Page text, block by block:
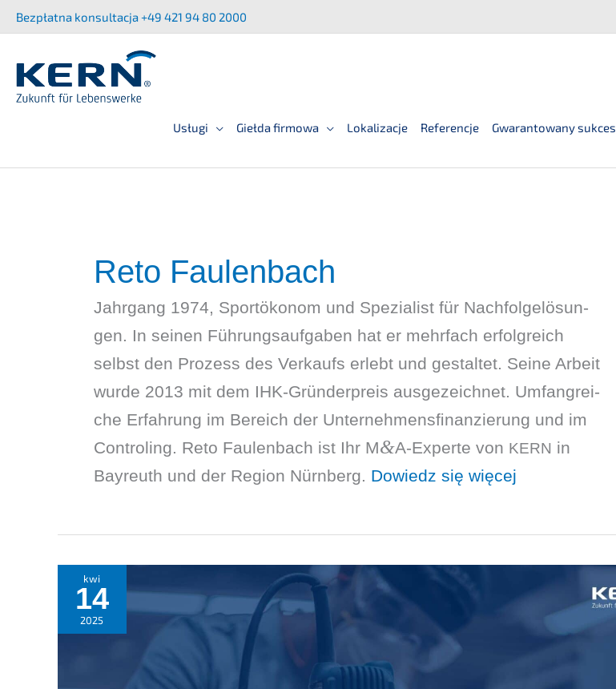
treści
Bezpłat­na konsult­ac­ja +49 421 94 80 2000
Usługi Giełda firmowa Lokalizacje Referencje Gwarantowany sukces
Reto Faulen­bach
Jahrgang 1974, Sportöko­nom und Spezia­list für Nachfol­ge­lö­sun­
gen. In seinen Führungs­auf­ga­ben hat er mehrfach erfolg­reich
selbst den Prozess des Verkaufs erlebt und gestal­tet. Seine Arbeit
wurde 2013 mit dem IHK-Gründer­preis ausge­zeich­net. Umfang­rei­
che Erfah­rung im Bereich der Unter­neh­mensﬁnan­zie­rung und im
Contro­ling. Reto Faulen­bach ist Ihr M&A-Experte von KERN in
Bayreuth und der Region Nürnberg. Dowiedz się więcej
kwi
14
2025